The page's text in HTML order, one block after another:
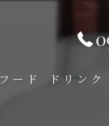
フード ドリンク